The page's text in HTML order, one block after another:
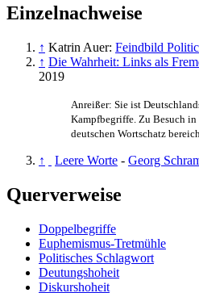
Einzelnachweise
↑ Katrin Auer: Feindbild
↑ Die Wahrheit: Links als
2019
Anreißer: Sie ist
Kampfbegriffe. Zu Besuch
deutschen Wortschatz
↑ Leere Worte - Georg
Querverweise
Doppelbegriffe
Euphemismus-Tretmühle
Politisches Schlagwort
Deutungshoheit
Diskurshoheit